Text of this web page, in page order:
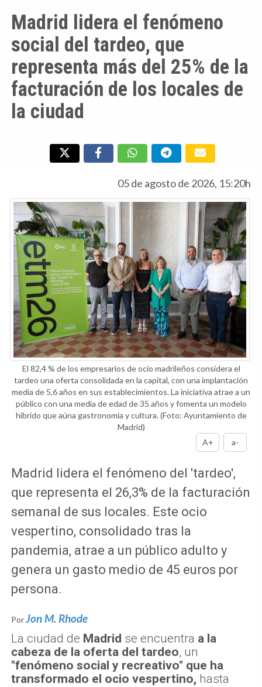
Madrid lidera el fenómeno
social del tardeo, que
representa más del 25% de la
facturación de los locales de
la ciudad
05 de agosto de 2026, 15:20h
El 82,4 % de los empresarios de ocio madrileños considera el
tardeo una oferta consolidada en la capital, con una implantación
media de 5,6 años en sus establecimientos. La iniciativa atrae a un
público con una media de edad de 35 años y fomenta un modelo
híbrido que aúna gastronomía y cultura.(Foto: Ayuntamiento de
Madrid)
A+
a-
Madrid lidera el fenómeno del 'tardeo',
que representa el 26,3% de la facturación
semanal de sus locales. Este ocio
vespertino, consolidado tras la
pandemia, atrae a un público adulto y
genera un gasto medio de 45 euros por
persona.
PorJon M. Rhode
La ciudad de Madrid se encuentra a la
cabeza de la oferta del tardeo, un
"fenómeno social y recreativo" que ha
transformado el ocio vespertino, hasta